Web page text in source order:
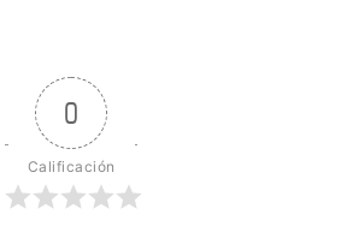
0
Calificación